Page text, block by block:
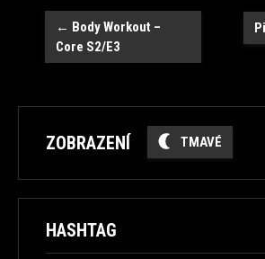
Navigace
← Body Workout –
Core S2/E3
ZOBRAZENÍ TMAVÉ
HASHTAG